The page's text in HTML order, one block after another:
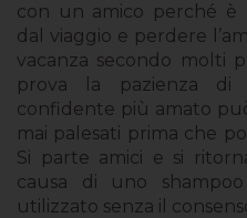
con un amico perché è
dal viaggio e perdere
vacanza secondo molti
prova la pazienza
confidente più amato
mai palesati prima che
Si parte amici e si
causa di uno
utilizzato senza il